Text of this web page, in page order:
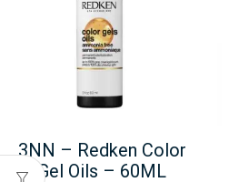
3NN – Redken Color
Gel Oils – 60ML